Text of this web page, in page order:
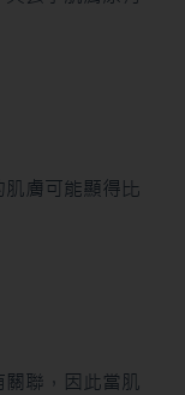
膚可能顯得比
聯，因此當肌